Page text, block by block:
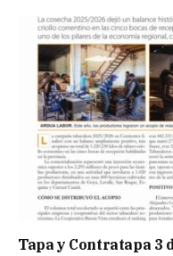
Tapa y Contratapa 3